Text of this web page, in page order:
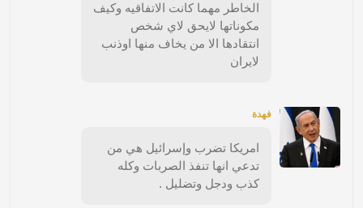
الخاطر مهما كانت الاتفاقيه وكيف
مكوناتها لايحق لاي شخص
انتقادها الا من يخاف منها اوذنب
لايران
فهدة
امريكا تضرب وإسرائيل هي من
تدعي انها تنفذ الصربات وكله
كذب ودجل وتضليل .